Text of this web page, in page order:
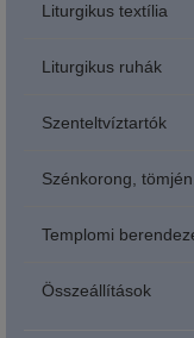
Liturgikus textília
Liturgikus ruhák
Szenteltvíztartók
Szénkorong,
Templomi
Összeállítások